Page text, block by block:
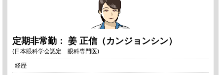
定期非常勤： 姜 正信（カンジョンシン）
(日本眼科学会認定 眼科専門医)
経歴